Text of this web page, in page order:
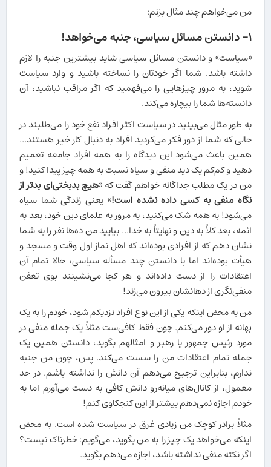
من می‌خواهم چند مثال بزنم:
۱- دانستن مسائل سیاسی، جنبه می‌خواهد!
«سیاست» و دانستن مسائل سیاسی شاید بیشترین جنبه را لازم
داشته باشد. شما اگر خودتان را نساخته باشید و وارد سیاست
شوید، به مرور چیزهایی را می‌فهمید که اگر مراقب نباشید، آن
دانسته‌ها شما را بیچاره می‌کند.
به طور مثال می‌بینید در سیاست اکثر افراد نفع خود را می‌طلبند در
حالی که شما از دور فکر می‌کردید افراد به دنبال کار خیر هستند...
همین باعث می‌شود این دیدگاه را به همه افراد جامعه تعمیم
دهید و کم‌کم یک دید منفی و سیاه نسبت به همه چیز پیدا کنید! و
من در یک مطلب جداگانه خواهم گفت که «هیچ بدبختی‌ای بدتر از
نگاه منفی به کسی داده نشده است!» یعنی زندگی شما سیاه
می‌شود! به همه شک می‌کنید، به مرور به علمای دین خود، بعد به
ائمه، بعد کلاً به دین و نهایتاً به خدا... بیایید من ده‌ها نفر را به شما
نشان دهم که از افرادی بوده‌اند که اهل نماز اول وقت و مسجد و
هیأت بوده‌اند اما با دانستن چند مسأله سیاسی، حالا تمام آن
اعتقادات را از دست داده‌اند و هر کجا می‌نشینند بوی تعفن
منفی‌نگری از دهانشان بیرون می‌زند!
من به محض اینکه یکی از این نوع افراد نزدیکم شود، خودم را به یک
بهانه از او دور می‌کنم. چون فقط کافی‌ست مثلاً یک جمله منفی در
مورد رئیس جمهور یا رهبر و امثالهم بگوید، دانستن همین یک
جمله تمام اعتقادات من را سست می‌کند. پس، چون من جنبه
ندارم، بنابراین ترجیح می‌دهم آن دانش را نداشته باشم. در حد
معمول، از کانال‌های میانه‌رو دانش کافی به دست می‌آورم اما به
خودم اجازه نمی‌دهم بیشتر از این کنجکاوی کنم!
مثلاً برادر کوچک من زیادی غرق در سیاست شده است. به محض
اینکه می‌خواهد یک چیز را به من بگوید، می‌گویم: خطرناک نیست؟
اگر نکته منفی نداشته باشد، اجازه می‌دهم بگوید.